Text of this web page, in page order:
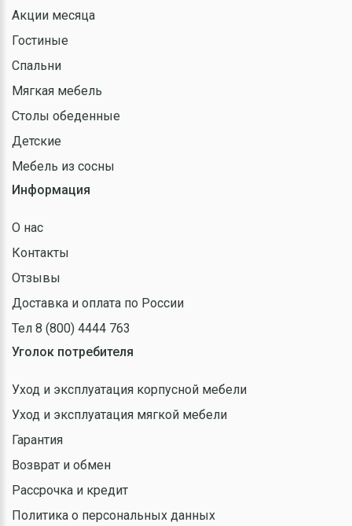
Акции месяца
Гостиные
Спальни
Мягкая мебель
Столы обеденные
Детские
Мебель из сосны
Информация
О нас
Контакты
Отзывы
Доставка и оплата по России
Тел 8 (800) 4444 763
Уголок потребителя
Уход и эксплуатация корпусной мебели
Уход и эксплуатация мягкой мебели
Гарантия
Возврат и обмен
Рассрочка и кредит
Политика о персональных данных